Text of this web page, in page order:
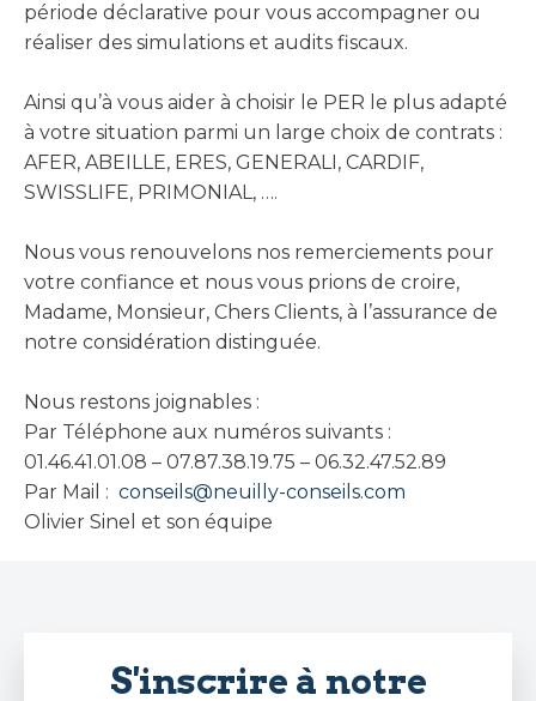
période déclarative pour vous accompagner ou
réaliser des simulations et audits fiscaux.
Ainsi qu’à vous aider à choisir le PER le plus adapté
à votre situation parmi un large choix de contrats :
AFER, ABEILLE, ERES, GENERALI, CARDIF,
SWISSLIFE, PRIMONIAL, ….
Nous vous renouvelons nos remerciements pour
votre confiance et nous vous prions de croire,
Madame, Monsieur, Chers Clients, à l’assurance de
notre considération distinguée.
Nous restons joignables :
Par Téléphone aux numéros suivants :
01.46.41.01.08 – 07.87.38.19.75 – 06.32.47.52.89
Par Mail : conseils@neuilly-conseils.com
Olivier Sinel et son équipe
S'inscrire à notre